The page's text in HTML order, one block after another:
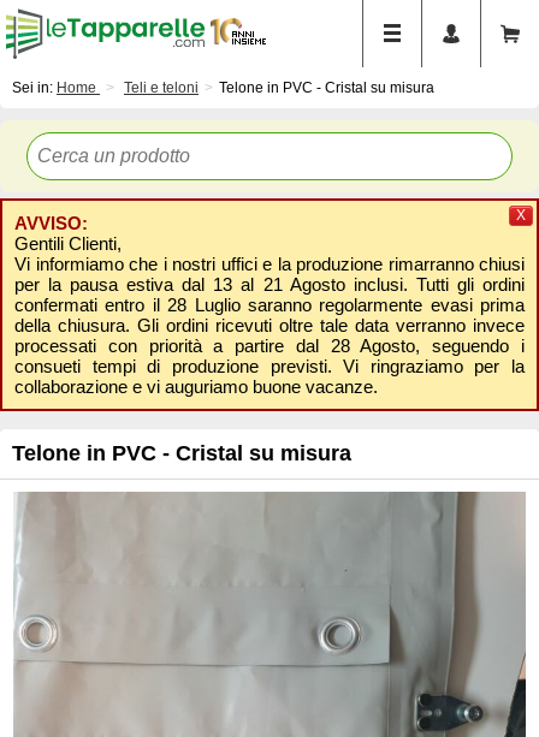
Sei in: Home Teli e teloni Telone in PVC - Cristal su misura
AVVISO:
Gentili Clienti,
Vi informiamo che i nostri uffici e la produzione rimarranno chiusi
per la pausa estiva dal 13 al 21 Agosto inclusi. Tutti gli ordini
confermati entro il 28 Luglio saranno regolarmente evasi prima
della chiusura. Gli ordini ricevuti oltre tale data verranno invece
processati con priorità a partire dal 28 Agosto, seguendo i
consueti tempi di produzione previsti. Vi ringraziamo per la
collaborazione e vi auguriamo buone vacanze.
X
Telone in PVC - Cristal su misura